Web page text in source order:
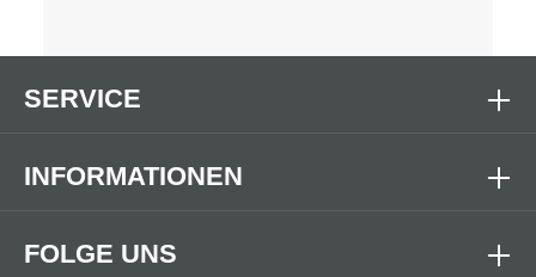
FOLGE UNS
SERVICE
INFORMATIONEN